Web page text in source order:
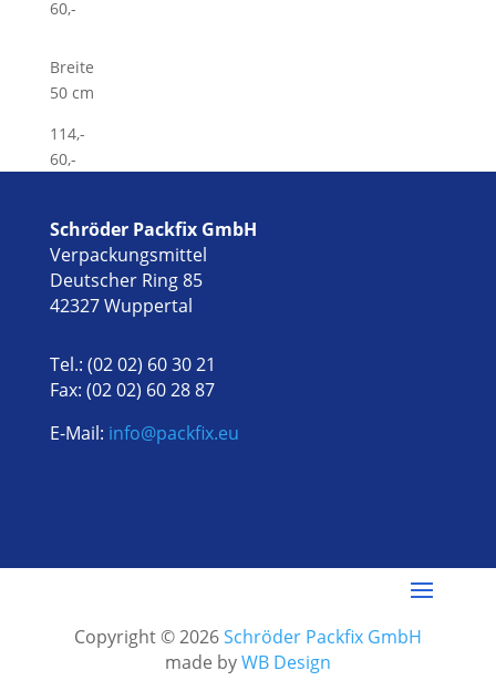
60,-
Breite
50 cm
114,-
60,-
Schröder Packfix GmbH
Verpackungsmittel
Deutscher Ring 85
42327 Wuppertal
Tel.: (02 02) 60 30 21
Fax: (02 02) 60 28 87
E-Mail: info@packfix.eu
Copyright © 2026Schröder Packfix GmbH
made byWB Design